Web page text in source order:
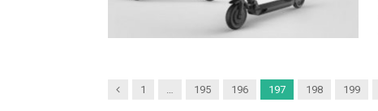
Previous
1 … 195 196 197 198 199